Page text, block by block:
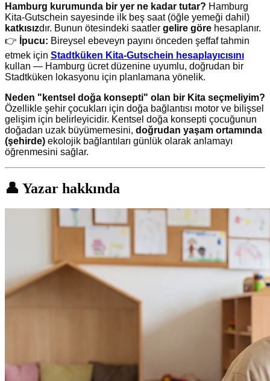
Hamburg kurumunda bir yer ne kadar tutar? Hamburg
Kita-Gutschein sayesinde ilk beş saat (öğle yemeği dahil)
katkısızdır. Bunun ötesindeki saatler gelire göre hesaplanır.
👉 İpucu: Bireysel ebeveyn payını önceden şeffaf tahmin
etmek için Stadtküken Kita-Gutschein hesaplayıcısını
kullan — Hamburg ücret düzenine uyumlu, doğrudan bir
Stadtküken lokasyonu için planlamana yönelik.
Neden "kentsel doğa konsepti" olan bir Kita seçmeliyim?
Özellikle şehir çocukları için doğa bağlantısı motor ve bilişsel
gelişim için belirleyicidir. Kentsel doğa konsepti çocuğunun
doğadan uzak büyümemesini, doğrudan yaşam ortamında
(şehirde) ekolojik bağlantıları günlük olarak anlamayı
öğrenmesini sağlar.
👤 Yazar hakkında